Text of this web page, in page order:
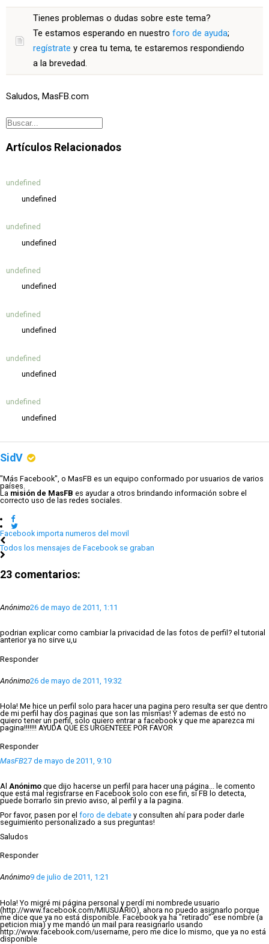
Tienes problemas o dudas sobre este tema?
Te estamos esperando en nuestro foro de ayuda;
regístrate y crea tu tema, te estaremos respondiendo
a la brevedad.
Saludos, MasFB.com
Artículos Relacionados
undefined
undefined
undefined
undefined
undefined
undefined
undefined
undefined
undefined
undefined
undefined
undefined
SidV
"Más Facebook", o MasFB es un equipo conformado por usuarios de varios
países.
La misión de MasFB es ayudar a otros brindando información sobre el
correcto uso de las redes sociales.
Facebook importa numeros del movil
Todos los mensajes de Facebook se graban
23 comentarios:
Anónimo26 de mayo de 2011, 1:11
podrian explicar como cambiar la privacidad de las fotos de perfil? el tutorial
anterior ya no sirve u,u
Responder
Anónimo26 de mayo de 2011, 19:32
Hola! Me hice un perfil solo para hacer una pagina pero resulta ser que dentro
de mi perfil hay dos paginas que son las mismas! Y ademas de esto no
quiero tener un perfil, solo quiero entrar a facebook y que me aparezca mi
pagina!!!!!!! AYUDA QUE ES URGENTEEE POR FAVOR
Responder
MasFB27 de mayo de 2011, 9:10
Al Anónimo que dijo hacerse un perfil para hacer una página... le comento
que está mal registrarse en Facebook solo con ese fin, si FB lo detecta,
puede borrarlo sin previo aviso, al perfil y a la pagina.
Por favor, pasen por el foro de debate y consulten ahí para poder darle
seguimiento personalizado a sus preguntas!
Saludos
Responder
Anónimo9 de julio de 2011, 1:21
Hola! Yo migré mi página personal y perdí mi nombrede usuario
(http://www.facebook.com/MIUSUARIO), ahora no puedo asignarlo porque
me dice que ya no está disponible. Facebook ya ha "retirado" ese nombre (a
peticion mia) y me mandó un mail para reasignarlo usando
http://www.facebook.com/username, pero me dice lo mismo, que ya no está
disponible